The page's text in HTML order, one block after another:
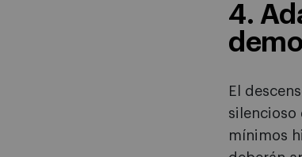
4.
El
silencioso
mínimos